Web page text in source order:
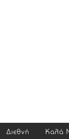
Διεθνή Καλά